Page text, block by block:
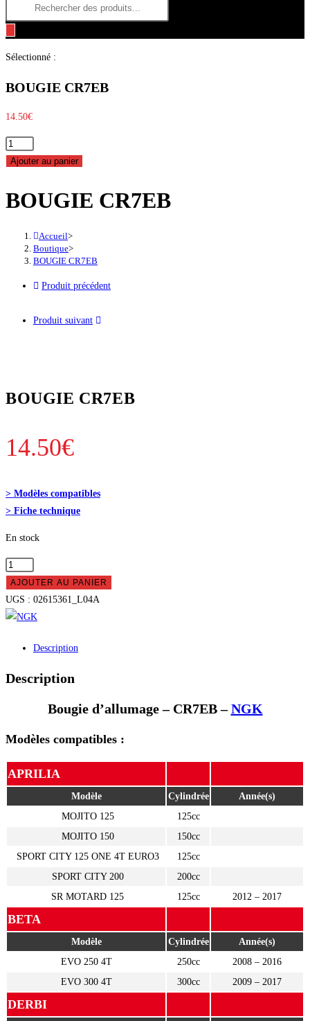
search
Recherche
de
produits
Sélectionné :
BOUGIE CR7EB
14.50€
quantité
de
CR7EB
Ajouter au panier
BOUGIE CR7EB
Accueil>
Boutique>
BOUGIE CR7EB
Produit précédent
Produit suivant
BOUGIE CR7EB
14.50€
> Modèles compatibles
> Fiche technique
En stock
quantité
de
BOUGIE
CR7EB
AJOUTER AU PANIER
UGS : 02615361_L04A
Description
Description
Bougie d’allumage – CR7EB –NGK
Modèles compatibles :
APRILIA
Modèle Cylindrée
Année(s)
MOJITO 125
125cc
MOJITO 150
150cc
SPORT CITY 125 ONE 4T EURO3
125cc
SPORT CITY 200
200cc
SR MOTARD 125
125cc 2012 – 2017
BETA
Modèle Cylindrée
Année(s)
EVO 250 4T
250cc
2008 – 2016
EVO 300 4T
300cc 2009 – 2017
DERBI